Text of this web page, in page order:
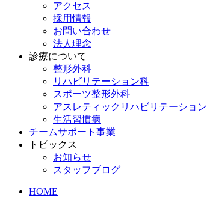
アクセス
採用情報
お問い合わせ
法人理念
診療について
整形外科
リハビリテーション科
スポーツ整形外科
アスレティックリハビリテーション
生活習慣病
チームサポート事業
トピックス
お知らせ
スタッフブログ
HOME